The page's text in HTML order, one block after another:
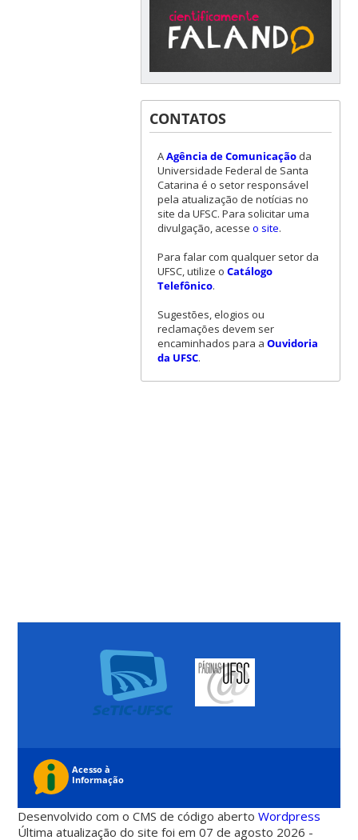
CONTATOS
AAgência de Comunicaçãoda
Universidade Federal de Santa
Catarina é o setor responsável
pela atualização de notícias no
site da UFSC. Para solicitar uma
divulgação, acesse o site.
Para falar com qualquer setor da
UFSC, utilize o Catálogo
Telefônico.
Sugestões, elogios ou
reclamações devem ser
encaminhados para a Ouvidoria
da UFSC.
Desenvolvido com o CMS de código abertoWordpress
Última atualização do site foi em 07 de agosto 2026 -